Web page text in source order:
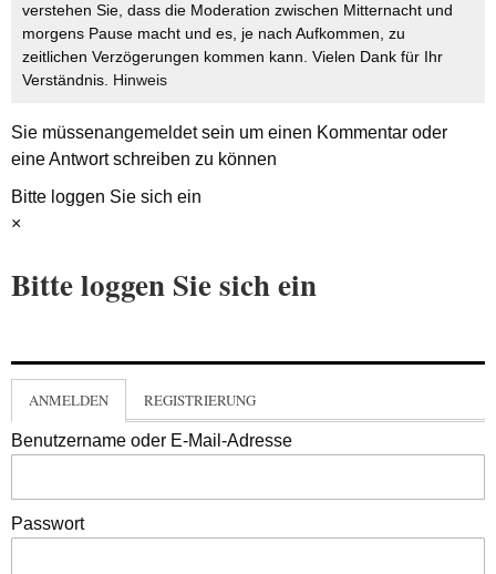
verstehen Sie, dass die Moderation zwischen Mitternacht und
morgens Pause macht und es, je nach Aufkommen, zu
zeitlichen Verzögerungen kommen kann. Vielen Dank für Ihr
Verständnis. Hinweis
Sie müssenangemeldetsein um einen Kommentar oder
eine Antwort schreiben zu können
Bitte loggen Sie sich ein
×
Bitte loggen Sie sich ein
ANMELDEN REGISTRIERUNG
Benutzername oder E-Mail-Adresse
Passwort